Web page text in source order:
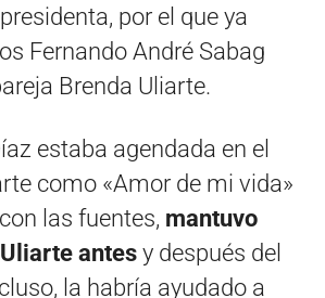
por el que ya
Fernando André Sabag
Brenda Uliarte.
estaba agendada en el
como «Amor de mi vida»
las fuentes, mantuvo
antes y después del
la habría ayudado a